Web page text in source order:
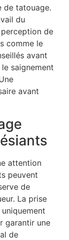
de tatouage.
du
de
comme le
avant
saignement
avant
attention
peuvent
de
La prise
garantir une
de